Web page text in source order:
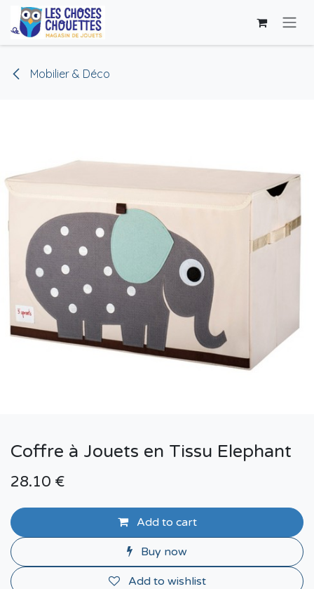
Skip to Content
Mobilier & Déco
Coffre à Jouets en Tissu Elephant
28.10 €
Add to cart
Buy now
Add to wishlist